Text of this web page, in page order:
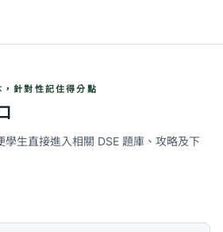
針對性記住得分點
生直接進入相關 DSE 題庫、攻略及下